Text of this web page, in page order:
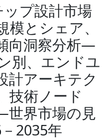
プ設計市場
とシェア、
向洞察分析―
別、エンドユ
計アーキテク
技術ノード
世界市場の見
2035年